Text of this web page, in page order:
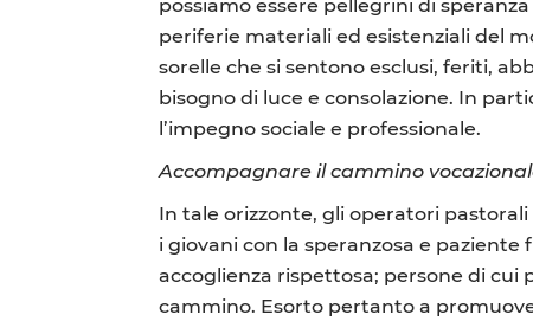
periferie materiali ed esistenziali del
sorelle che si sentono esclusi, feriti,
bisogno di luce e consolazione. In
l’impegno sociale e professionale.
Accompagnare il cammino
In tale orizzonte, gli operatori
i giovani con la speranzosa e
accoglienza rispettosa; persone di cui
cammino. Esorto pertanto a